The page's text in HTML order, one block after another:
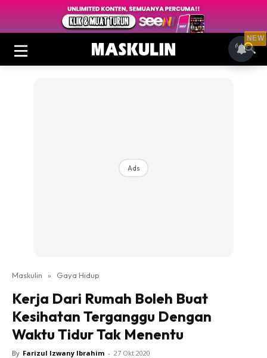
Ads
Maskulin » Gaya Hidup
Kerja Dari Rumah Boleh Buat
Kesihatan Terganggu Dengan
Waktu Tidur Tak Menentu
By Farizul Izwany Ibrahim - 27 Okt 2020
NEW